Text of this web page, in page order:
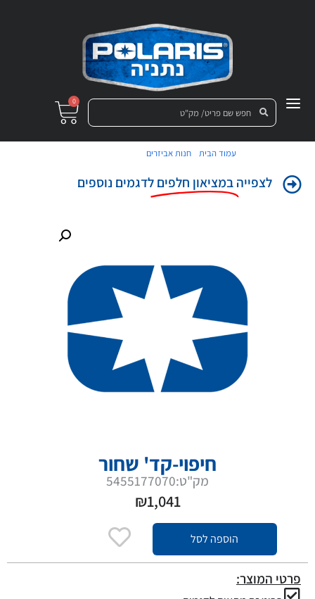
0
עמוד הבית /חנות אביזרים
לצפייהבמציאון חלפים לדגמים נוספים
חיפוי-קד' שחור
מק"ט:5455177070
₪1,041
הוספה לסל
פרטי המוצר: